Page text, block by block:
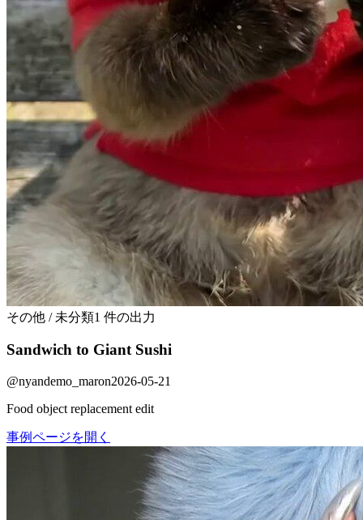
その他 / 未分類1 件の出力
Sandwich to Giant Sushi
@nyandemo_maron2026-05-21
Food object replacement edit
事例ページを開く